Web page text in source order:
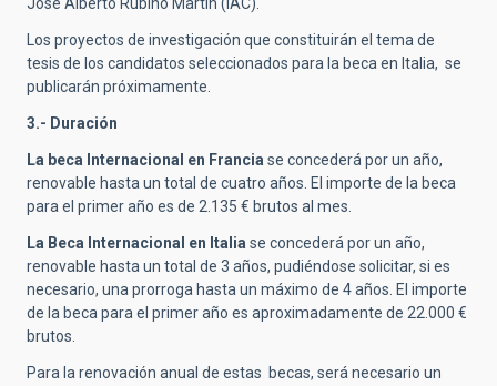
Los proyectos de investigación que constituirán el tema de
tesis de los candidatos seleccionados para la beca en Italia, se
publicarán próximamente.
3.- Duración
La beca Internacional en Francia se concederá por un año,
renovable hasta un total de cuatro años. El importe de la beca
para el primer año es de 2.135 € brutos al mes.
La Beca Internacional en Italia se concederá por un año,
renovable hasta un total de 3 años, pudiéndose solicitar, si es
necesario, una prorroga hasta un máximo de 4 años. El importe
de la beca para el primer año es aproximadamente de 22.000 €
brutos.
Para la renovación anual de estas becas, será necesario un